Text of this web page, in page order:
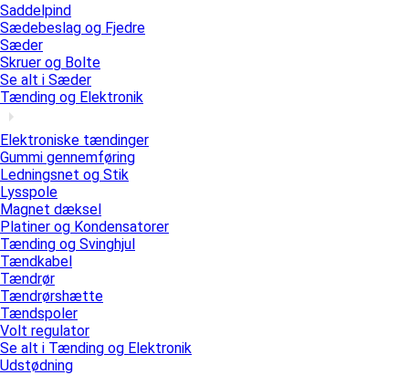
Saddelpind
Sædebeslag og Fjedre
Sæder
Skruer og Bolte
Se alt i Sæder
Tænding og Elektronik
Elektroniske tændinger
Gummi gennemføring
Ledningsnet og Stik
Lysspole
Magnet dæksel
Platiner og Kondensatorer
Tænding og Svinghjul
Tændkabel
Tændrør
Tændrørshætte
Tændspoler
Volt regulator
Se alt i Tænding og Elektronik
Udstødning